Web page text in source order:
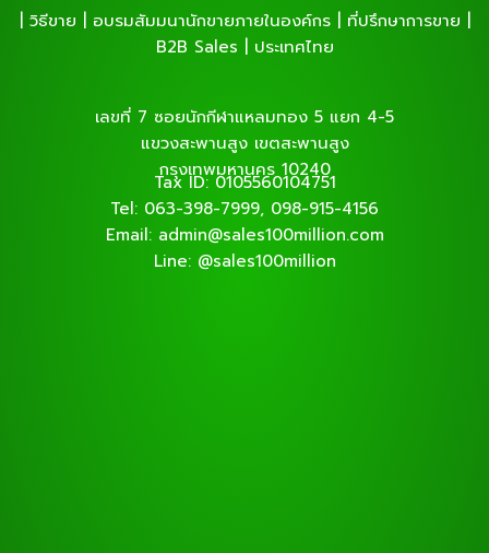
| วิธีขาย | อบรมสัมมนานักขายภายในองค์กร | ที่ปรึกษาการขาย |
B2B Sales | ประเทศไทย
เลขที่ 7 ซอยนักกีฬาแหลมทอง 5 แยก 4-5
แขวงสะพานสูง เขตสะพานสูง
กรุงเทพมหานคร 10240
Tax ID: 0105560104751
Tel: 063-398-7999, 098-915-4156
Email: admin@sales100million.com
Line: @sales100million